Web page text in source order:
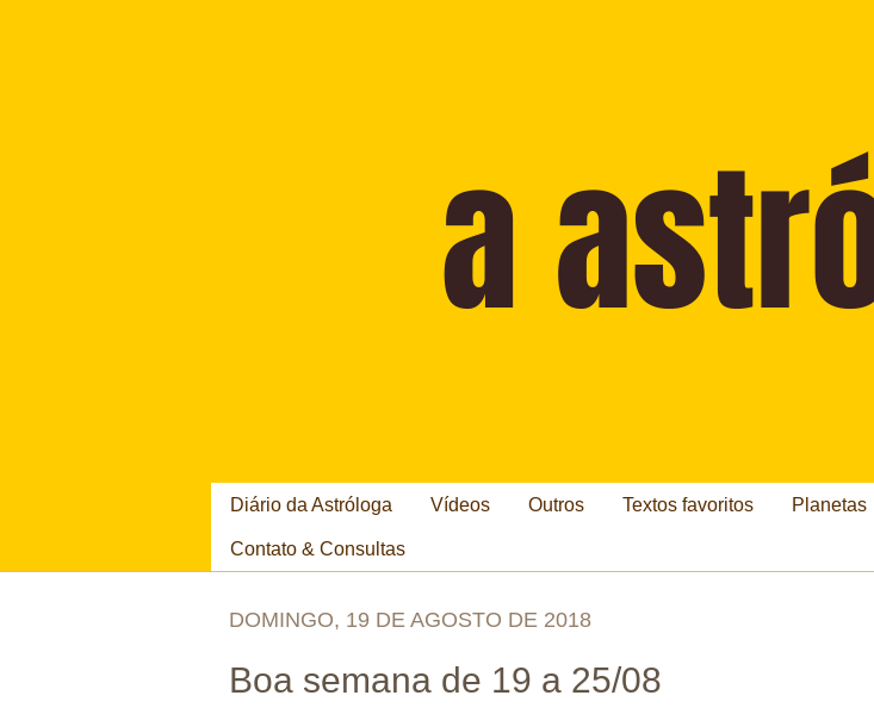
Diário da Astróloga Vídeos Outros Textos favoritos Planetas
Contato & Consultas
DOMINGO, 19 DE AGOSTO DE 2018
Boa semana de 19 a 25/08